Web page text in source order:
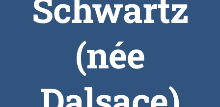
Schwartz
(née